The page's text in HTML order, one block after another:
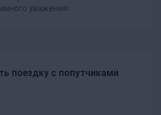
уважения.
поездку с попутчиками